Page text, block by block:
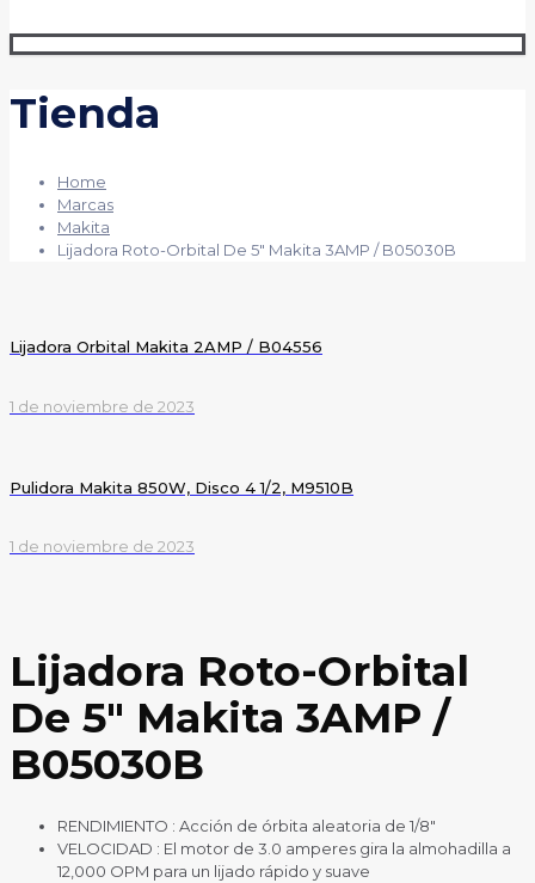
Tienda
Home
Marcas
Makita
Lijadora Roto-Orbital De 5″ Makita 3AMP / B05030B
Lijadora Orbital Makita 2AMP / B04556
1 de noviembre de 2023
Pulidora Makita 850W, Disco 4 1/2, M9510B
1 de noviembre de 2023
Lijadora Roto-Orbital
De 5″ Makita 3AMP /
B05030B
RENDIMIENTO : Acción de órbita aleatoria de 1/8″
VELOCIDAD : El motor de 3.0 amperes gira la almohadilla a
12,000 OPM para un lijado rápido y suave